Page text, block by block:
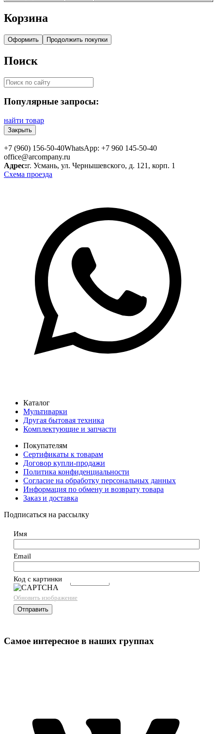
Корзина
Оформить Продолжить покупки
Поиск
Популярные запросы:
найти товар
Закрыть
+7 (960) 156-50-40WhatsApp: +7 960 145-50-40
office@arcompany.ru
Адрес:г. Усмань, ул. Чернышевского, д. 121, корп. 1
Схема проезда
Каталог
Мультиварки
Другая бытовая техника
Комплектующие и запчасти
Покупателям
Сертификаты к товарам
Договор купли-продажи
Политика конфиденциальности
Согласие на обработку персональных данных
Информация по обмену и возврату товара
Заказ и доставка
Подписаться на рассылку
Имя
Email
Код с картинки→
Обновить изображение
Самое интересное в наших группах